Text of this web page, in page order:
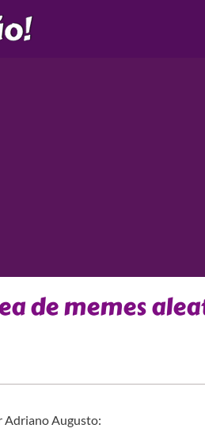
de memes
Adriano Augusto: